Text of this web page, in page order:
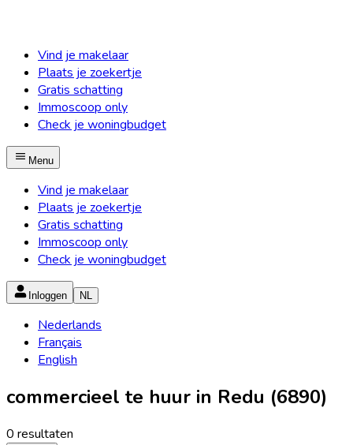
Vind je makelaar
Plaats je zoekertje
Gratis schatting
Immoscoop only
Check je woningbudget
Menu
Vind je makelaar
Plaats je zoekertje
Gratis schatting
Immoscoop only
Check je woningbudget
Inloggen NL
Nederlands
Français
English
commercieel te huur in Redu (6890)
0 resultaten